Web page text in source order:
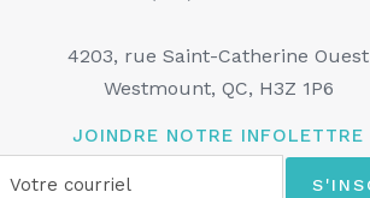
4203, rue Saint-Catherine Ouest
Westmount, QC, H3Z 1P6
JOINDRE NOTRE INFOLETTRE